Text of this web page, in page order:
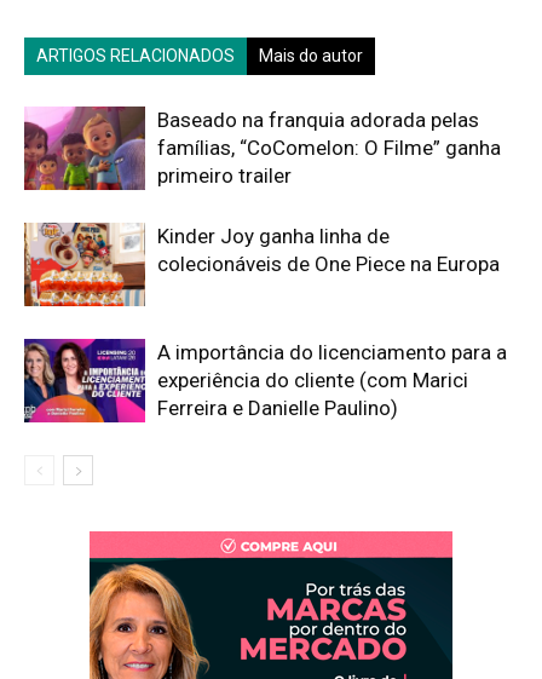
ARTIGOS RELACIONADOS Mais do autor
Baseado na franquia adorada pelas
famílias, “CoComelon: O Filme” ganha
primeiro trailer
Kinder Joy ganha linha de
colecionáveis de One Piece na Europa
A importância do licenciamento para a
experiência do cliente (com Marici
Ferreira e Danielle Paulino)